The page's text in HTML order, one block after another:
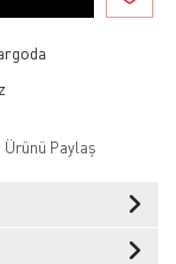
Ürünü Paylaş